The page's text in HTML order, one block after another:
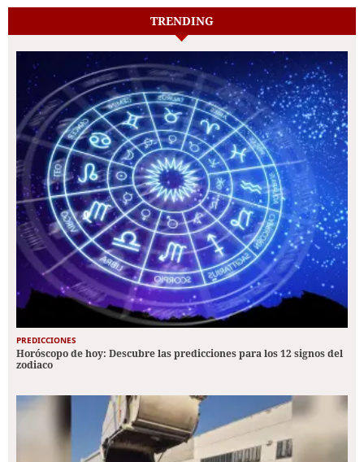
TRENDING
PREDICCIONES
Horóscopo de hoy: Descubre las predicciones para los 12 signos del
zodiaco